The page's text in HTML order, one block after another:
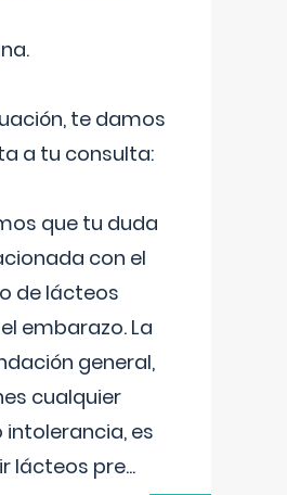
te damos
a tu consulta:
que tu duda
con el
de lácteos
embarazo. La
general,
cualquier
intolerancia, es
lácteos pre...